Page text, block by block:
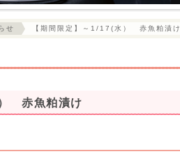
せ 【期間限定】～1/17(水） 赤魚粕漬け
赤魚粕漬け